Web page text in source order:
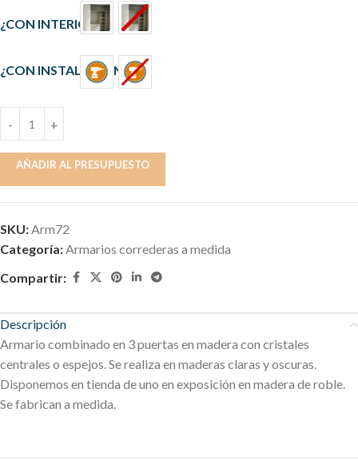
¿CON INTERIOR?
¿CON INSTALACIÓN?
AÑADIR AL PRESUPUESTO
SKU:Arm72
Categoría:Armarios correderas a medida
Compartir:
Descripción
Armario combinado en 3 puertas en madera con cristales
centrales o espejos. Se realiza en maderas claras y oscuras.
Disponemos en tienda de uno en exposición en madera de roble.
Se fabrican a medida.